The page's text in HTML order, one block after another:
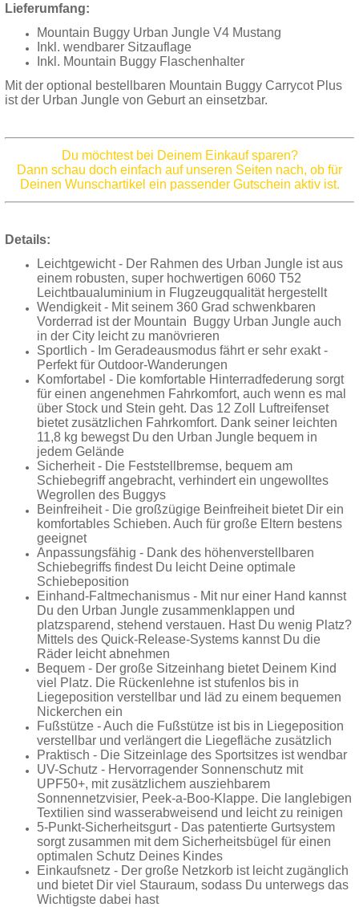
Lieferumfang:
Mountain Buggy Urban Jungle V4 Mustang
Inkl. wendbarer Sitzauflage
Inkl. Mountain Buggy Flaschenhalter
Mit der optional bestellbaren Mountain Buggy Carrycot Plus
ist der Urban Jungle von Geburt an einsetzbar.
Du möchtest bei Deinem Einkauf sparen?
Dann schau doch einfach auf unseren Seiten nach, ob für
Deinen Wunschartikel ein passender Gutschein aktiv ist.
Details:
Leichtgewicht - Der Rahmen des Urban Jungle ist aus
einem robusten, super hochwertigen 6060 T52
Leichtbaualuminium in Flugzeugqualität hergestellt
Wendigkeit - Mit seinem 360 Grad schwenkbaren
Vorderrad ist der Mountain Buggy Urban Jungle auch
in der City leicht zu manövrieren
Sportlich - Im Geradeausmodus fährt er sehr exakt -
Perfekt für Outdoor-Wanderungen
Komfortabel - Die komfortable Hinterradfederung sorgt
für einen angenehmen Fahrkomfort, auch wenn es mal
über Stock und Stein geht. Das 12 Zoll Luftreifenset
bietet zusätzlichen Fahrkomfort. Dank seiner leichten
11,8 kg bewegst Du den Urban Jungle bequem in
jedem Gelände
Sicherheit - Die Feststellbremse, bequem am
Schiebegriff angebracht, verhindert ein ungewolltes
Wegrollen des Buggys
Beinfreiheit - Die großzügige Beinfreiheit bietet Dir ein
komfortables Schieben. Auch für große Eltern bestens
geeignet
Anpassungsfähig - Dank des höhenverstellbaren
Schiebegriffs findest Du leicht Deine optimale
Schiebeposition
Einhand-Faltmechanismus - Mit nur einer Hand kannst
Du den Urban Jungle zusammenklappen und
platzsparend, stehend verstauen. Hast Du wenig Platz?
Mittels des Quick-Release-Systems kannst Du die
Räder leicht abnehmen
Bequem - Der große Sitzeinhang bietet Deinem Kind
viel Platz. Die Rückenlehne ist stufenlos bis in
Liegeposition verstellbar und läd zu einem bequemen
Nickerchen ein
Fußstütze - Auch die Fußstütze ist bis in Liegeposition
verstellbar und verlängert die Liegefläche zusätzlich
Praktisch - Die Sitzeinlage des Sportsitzes ist wendbar
UV-Schutz - Hervorragender Sonnenschutz mit
UPF50+, mit zusätzlichem ausziehbarem
Sonnennetzvisier, Peek-a-Boo-Klappe. Die langlebigen
Textilien sind wasserabweisend und leicht zu reinigen
5-Punkt-Sicherheitsgurt - Das patentierte Gurtsystem
sorgt zusammen mit dem Sicherheitsbügel für einen
optimalen Schutz Deines Kindes
Einkaufsnetz - Der große Netzkorb ist leicht zugänglich
und bietet Dir viel Stauraum, sodass Du unterwegs das
Wichtigste dabei hast